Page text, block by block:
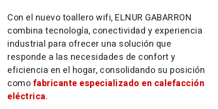
Con el nuevo toallero wifi, ELNUR GABARRON
combina tecnología, conectividad y experiencia
industrial para ofrecer una solución que
responde a las necesidades de confort y
eficiencia en el hogar, consolidando su posición
comofabricante especializado en calefacción
eléctrica.